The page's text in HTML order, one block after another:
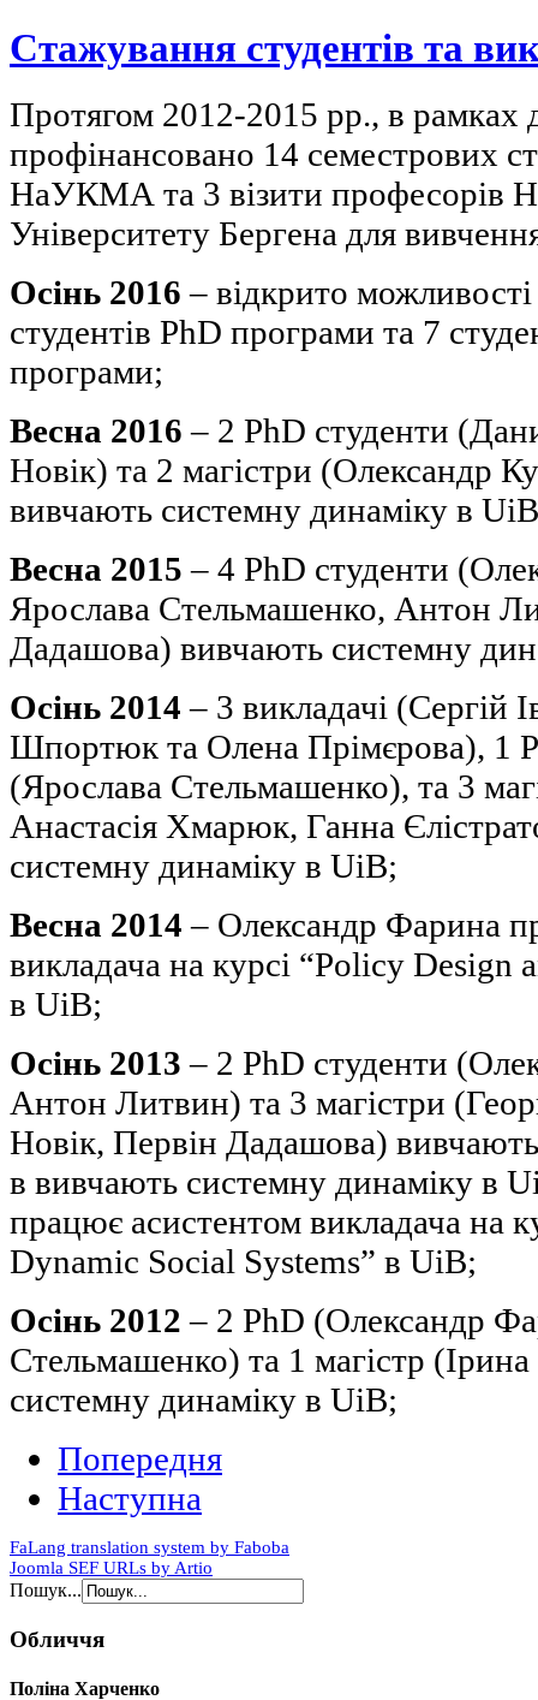
Стажування студентів та
Протягом 2012-2015 рр., в рамках
профінансовано 14 семестрових
НаУКМА та 3 візити
Університету Бергена для
Осінь 2016– відкрито
студентів PhD програми та 7
програми;
Весна 2016– 2 PhD студенти
Новік) та 2 магістри (Олександр
вивчають системну динаміку в
Весна 2015– 4 PhD студенти
Ярослава Стельмашенко, Антон
Дадашова) вивчають системну
Осінь 2014 – 3 викладачі (Сергій
Шпортюк та Олена Прімєрова), 1
(Ярослава Стельмашенко), та 3
Анастасія Хмарюк, Ганна
системну динаміку в UiB;
Весна 2014– Олександр Фарина
викладача на курсі “Policy Design
в UiB;
Осінь 2013– 2 PhD студенти
Антон Литвин) та 3 магістри
Новік, Первін Дадашова)
в вивчають системну динаміку в
працює асистентом викладача на
Dynamic Social Systems” в UiB;
Осінь 2012 – 2 PhD (Олександр
Стельмашенко) та 1 магістр
системну динаміку в UiB;
Попередня
Наступна
FaLang translation system by Faboba
Joomla SEF URLs by Artio
Пошук...
Обличчя
Поліна Харченко